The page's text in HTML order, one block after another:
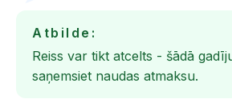
Atbilde:
Reiss var tikt atcelts - šādā
saņemsiet naudas atmaksu.